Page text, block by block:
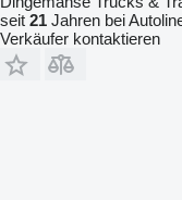
seit 21 Jahren bei
Verkäufer kontaktieren